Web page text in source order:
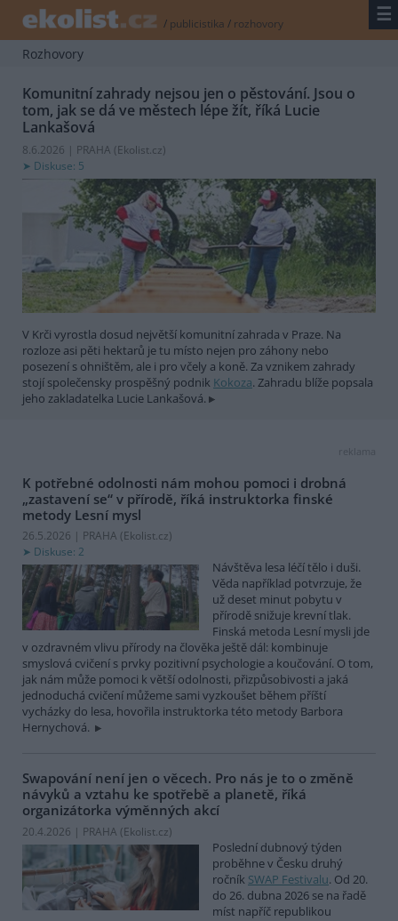
/ publicistika / rozhovory ☰
Rozhovory
Komunitní zahrady nejsou jen o pěstování. Jsou o
tom, jak se dá ve městech lépe žít, říká Lucie
Lankašová
8.6.2026 | PRAHA (Ekolist.cz)
Diskuse: 5
V Krči vyrostla dosud největší komunitní zahrada v Praze. Na
rozloze asi pěti hektarů je tu místo nejen pro záhony nebo
posezení s ohništěm, ale i pro včely a koně. Za vznikem zahrady
stojí společensky prospěšný podnik Kokoza. Zahradu blíže popsala
jeho zakladatelka Lucie Lankašová.
reklama
K potřebné odolnosti nám mohou pomoci i drobná
„zastavení se“ v přírodě, říká instruktorka finské
metody Lesní mysl
26.5.2026 | PRAHA (Ekolist.cz)
Diskuse: 2
Návštěva lesa léčí tělo i duši.
Věda například potvrzuje, že
už deset minut pobytu v
přírodě snižuje krevní tlak.
Finská metoda Lesní mysli jde
v ozdravném vlivu přírody na člověka ještě dál: kombinuje
smyslová cvičení s prvky pozitivní psychologie a koučování. O tom,
jak nám může pomoci k větší odolnosti, přizpůsobivosti a jaká
jednoduchá cvičení můžeme sami vyzkoušet během příští
vycházky do lesa, hovořila instruktorka této metody Barbora
Hernychová.
Swapování není jen o věcech. Pro nás je to o změně
návyků a vztahu ke spotřebě a planetě, říká
organizátorka výměnných akcí
20.4.2026 | PRAHA (Ekolist.cz)
Poslední dubnový týden
proběhne v Česku druhý
ročník SWAP Festivalu. Od 20.
do 26. dubna 2026 se na řadě
míst napříč republikou